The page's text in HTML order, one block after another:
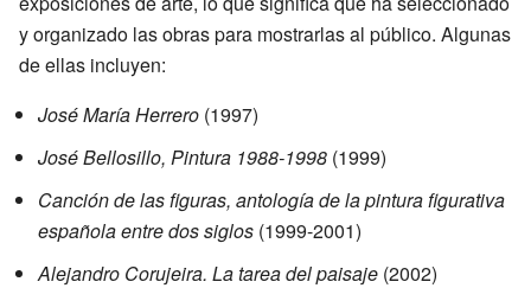
y organizado las obras para mostrarlas al público. Algunas
de ellas incluyen:
José María Herrero (1997)
José Bellosillo, Pintura 1988-1998 (1999)
Canción de las figuras, antología de la pintura figurativa
española entre dos siglos (1999-2001)
Alejandro Corujeira. La tarea del paisaje (2002)